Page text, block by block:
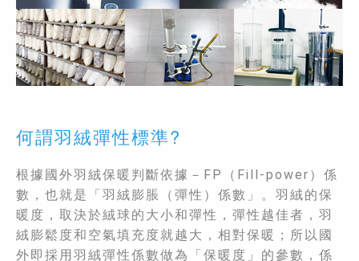
何謂羽絨彈性標準?
根據國外羽絨保暖判斷依據－FP（Fill-power）係
數，也就是「羽絨膨脹（彈性）係數」。羽絨的保
暖度，取決於絨球的大小和彈性，彈性越佳者，羽
絨膨鬆度和空氣填充度就越大，相對保暖；所以國
外即採用羽絨彈性係數做為「保暖度」的參數，係